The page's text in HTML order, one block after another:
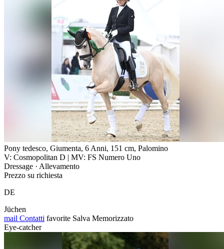
Pony tedesco, Giumenta, 6 Anni, 151 cm, Palomino
V: Cosmopolitan D | MV: FS Numero Uno
Dressage · Allevamento
Prezzo su richiesta
DE
Jüchen
mail Contatti favorite Salva Memorizzato
Eye-catcher